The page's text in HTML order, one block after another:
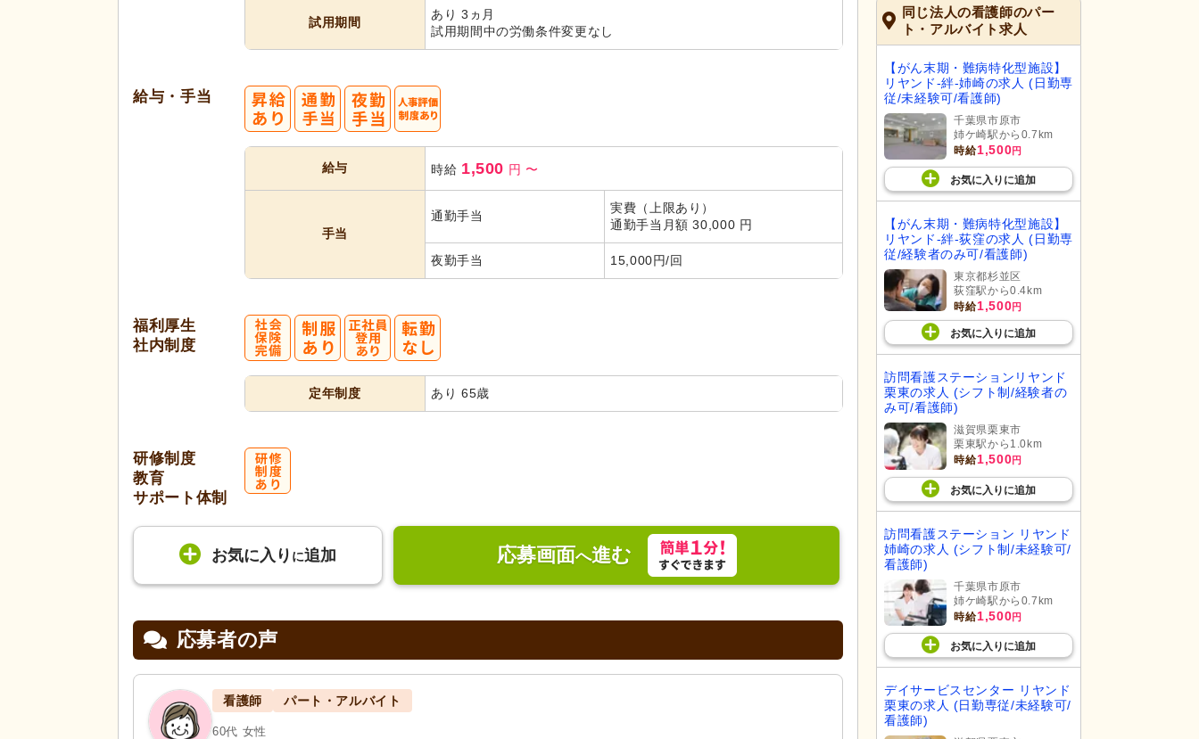
試用期間
あり 3ヵ月
試用期間中の労働条件変更なし
給与・手当
給与 時給 1,500 円 〜
手当
通勤手当
実費（上限あり）
通勤手当月額 30,000 円
夜勤手当 15,000円/回
福利厚生
社内制度
定年制度 あり 65歳
研修制度
教育
サポート体制
お気に入り に追加 応募画面へ進む
応募者の声
看護師 パート・アルバイト
60代 女性
同じ法人の看護師のパー
ト・アルバイト求人
【がん末期・難病特化型施設】
リヤンド-絆-姉崎の求人 (日勤専
従/未経験可/看護師)
千葉県市原市
姉ケ崎駅から0.7km
時給1,500円
お気に入り に追加
【がん末期・難病特化型施設】
リヤンド-絆-荻窪の求人 (日勤専
従/経験者のみ可/看護師)
東京都杉並区
荻窪駅から0.4km
時給1,500円
お気に入り に追加
訪問看護ステーションリヤンド
栗東の求人 (シフト制/経験者の
み可/看護師)
滋賀県栗東市
栗東駅から1.0km
時給1,500円
お気に入り に追加
訪問看護ステーション リヤンド
姉崎の求人 (シフト制/未経験可/
看護師)
千葉県市原市
姉ケ崎駅から0.7km
時給1,500円
お気に入り に追加
デイサービスセンター リヤンド
栗東の求人 (日勤専従/未経験可/
看護師)